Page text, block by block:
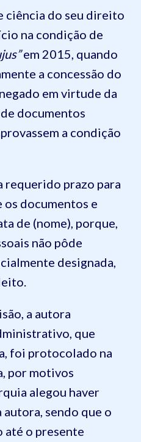
ciência do seu direito
na condição de
em 2015, quando
a concessão do
em virtude da
documentos
a condição
requerido prazo para
os documentos e
de (nome), porque,
não pôde
designada,
a autora
que
foi protocolado na
por motivos
alegou haver
sendo que o
até o presente